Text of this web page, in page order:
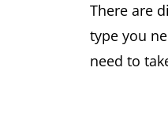
There are
type you
need to